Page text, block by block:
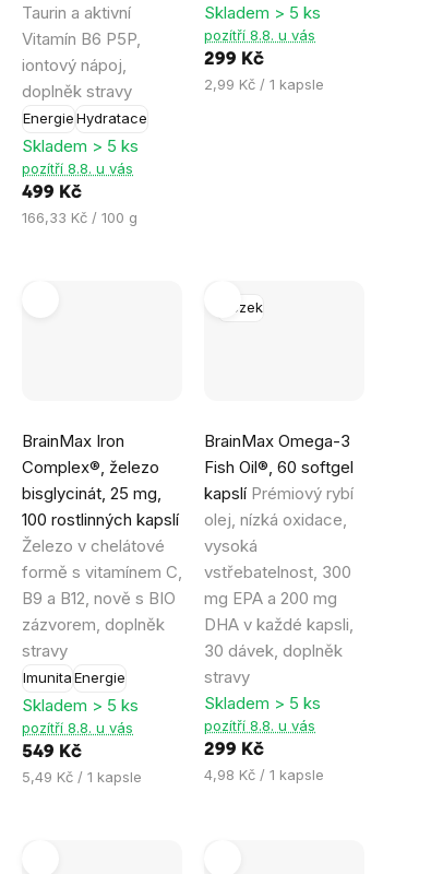
Taurin a aktivní
Vitamín B6 P5P,
iontový nápoj,
doplněk stravy
EnergieHydratace
Skladem > 5 ks
pozítří 8.8. u vás
499 Kč
Měrná
166,33 Kč / 100 g
Skladem > 5 ks
pozítří 8.8. u vás
299 Kč
Měrná
2,99 Kč / 1 kapsle
BrainMax Iron
Complex®, železo
bisglycinát, 25 mg,
100 rostlinných kapslí
Železo v chelátové
formě s vitamínem C,
B9 a B12, nově s BIO
zázvorem, doplněk
stravy
ImunitaEnergie
hodnocení
produktu
je
4,8
z
5
hvězdiček.
Skladem > 5 ks
pozítří 8.8. u vás
549 Kč
Měrná
5,49 Kč / 1 kapsle
Mozek
BrainMax Omega-3
Fish Oil®, 60 softgel
kapslí Prémiový rybí
olej, nízká oxidace,
vysoká
vstřebatelnost, 300
mg EPA a 200 mg
DHA v každé kapsli,
30 dávek, doplněk
stravy
hodnocení
produktu
je
4,4
z
5
hvězdiček.
Skladem > 5 ks
pozítří 8.8. u vás
299 Kč
Měrná
4,98 Kč / 1 kapsle